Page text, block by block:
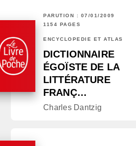
PARUTION : 07/01/2009
1154 PAGES
ENCYCLOPÉDIE ET ATLAS
DICTIONNAIRE
ÉGOÏSTE DE LA
LITTÉRATURE
FRANÇ…
Charles Dantzig